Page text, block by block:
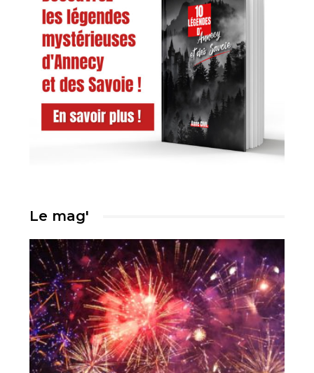
Le mag'